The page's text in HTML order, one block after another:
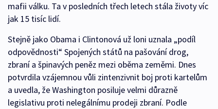
mafii válku. Ta v posledních třech letech stála životy víc
jak 15 tisíc lidí.
Stejně jako Obama i Clintonová už loni uznala „podíl
odpovědnosti“ Spojených států na pašování drog,
zbraní a špinavých peněz mezi oběma zeměmi. Dnes
potvrdila vzájemnou vůli zintenzivnit boj proti kartelům
a uvedla, že Washington posiluje velmi důrazně
legislativu proti nelegálnímu prodeji zbraní. Podle